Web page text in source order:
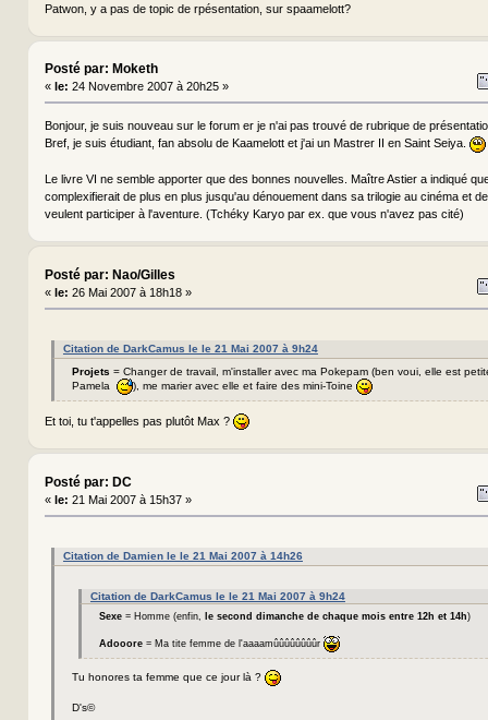
Patwon, y a pas de topic de rpésentation, sur spaamelott?
Posté par: Moketh
« le: 24 Novembre 2007 à 20h25 »
Bonjour, je suis nouveau sur le forum er je n'ai pas trouvé de rubrique de
Bref, je suis étudiant, fan absolu de Kaamelott et j'ai un Mastrer II en Saint Seiya.
Le livre VI ne semble apporter que des bonnes nouvelles. Maître Astier a indiqué
complexifierait de plus en plus jusqu'au dénouement dans sa trilogie au cinéma et
veulent participer à l'aventure. (Tchéky Karyo par ex. que vous n'avez pas cité)
Posté par: Nao/Gilles
« le: 26 Mai 2007 à 18h18 »
Citation de DarkCamus le le 21 Mai 2007 à 9h24
Projets = Changer de travail, m'installer avec ma Pokepam (ben voui, elle est
Pamela
), me marier avec elle et faire des mini-Toine
Et toi, tu t'appelles pas plutôt Max ?
Posté par: DC
« le: 21 Mai 2007 à 15h37 »
Citation de Damien le le 21 Mai 2007 à 14h26
Citation de DarkCamus le le 21 Mai 2007 à 9h24
Sexe= Homme (enfin, le second dimanche de chaque mois entre 12h et 14h)
Adooore= Ma tite femme de l'aaaamûûûûûûûûr
Tu honores ta femme que ce jour là ?
D's©